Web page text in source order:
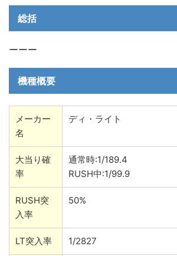
総括
ーーー
機種概要
メーカー
名
ディ・ライト
大当り確
率
通常時:1/189.4
RUSH中:1/99.9
RUSH突
入率
50%
LT突入率 1/2827